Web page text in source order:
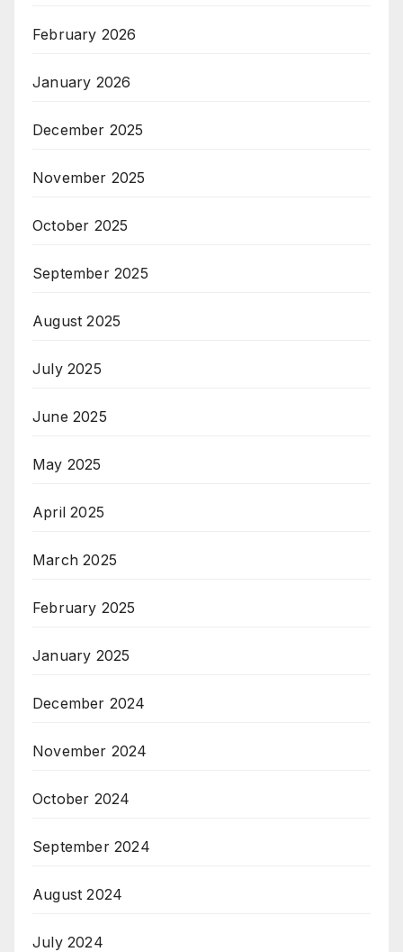
February 2026
January 2026
December 2025
November 2025
October 2025
September 2025
August 2025
July 2025
June 2025
May 2025
April 2025
March 2025
February 2025
January 2025
December 2024
November 2024
October 2024
September 2024
August 2024
July 2024